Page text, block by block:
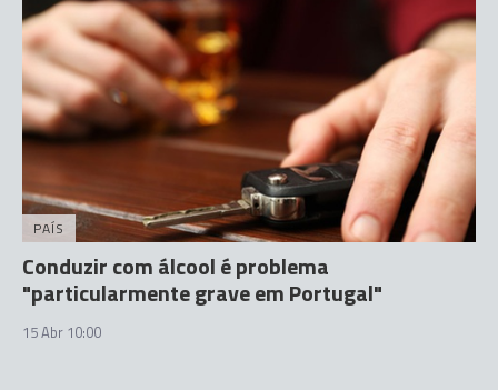
PAÍS
Conduzir com álcool é problema
"particularmente grave em Portugal"
15 Abr 10:00